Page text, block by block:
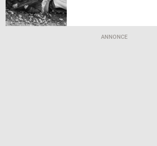
ANNONCE